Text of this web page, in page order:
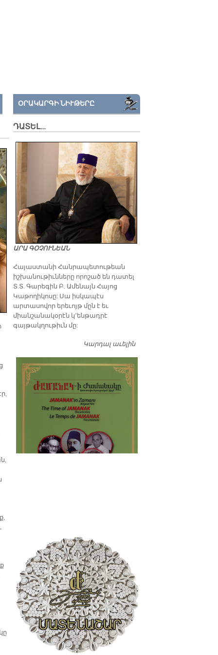
ՕՐԱԿԱՐԳԻ ՆԻՒԹԵՐԸ
ԴԱՏԵԼ…
ԱՐԱ ԳՕՉՈՒՆԵԱՆ
​Հայաստանի Հանրապետութեան
իշխանութիւնները որոշած են դատել
Տ.Տ. Գարեգին Բ. Ամենայն Հայոց
Կաթողիկոսը: Սա իսկապէս
արտասովոր երեւոյթ մըն է եւ
միանշանակօրէն կ՚ենթադրէ
գայթակղութիւն մը:
Կարդալ աւելինԴատել…